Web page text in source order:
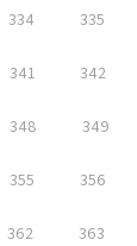
334 335
341 342
348 349
355 356
362 363